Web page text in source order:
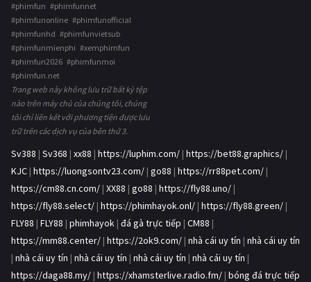
#phimfun #phimfunnet
#phimfunonline #phimfunofficial
#phimfunhd #phimfunvietsub
#phimfunmienphi #xemphimfun
#phimfun2026 #phimfunmoi
#phimfun.net
Trang web này không lưu trữ bất kỳ tệp
nào trên máy chủ của chúng tôi, chúng
tôi chỉ liên kết với phương tiện được lưu
trữ trên các dịch vụ của bên thứ 3.
Sv388 | Sv368 | xx88 | https://luphim.com/ | https://bet88.graphics/ |
KJC | https://luongsontv23.com/ | go88 | https://rr88pet.com/ |
https://cm88.cn.com/ | XX88 | go88 | https://fly88.uno/ |
https://fly88.select/ | https://phimhayok.onl/ | https://fly88.green/ |
FLY88 | FLY88 | phimhayok | đá gà trực tiếp | CM88 |
https://mm88.center/ | https://2ok9.com/ | nhà cái uy tín | nhà cái uy tín
| nhà cái uy tín | nhà cái uy tín | nhà cái uy tín | nhà cái uy tín |
https://daga88.my/ | https://xhamsterlive.radio.fm/ | bóng đá trực tiếp